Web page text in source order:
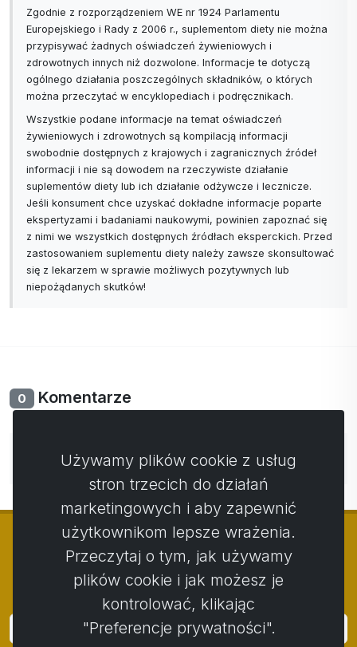
Zgodnie z rozporządzeniem WE nr 1924 Parlamentu
Europejskiego i Rady z 2006 r., suplementom diety nie można
przypisywać żadnych oświadczeń żywieniowych i
zdrowotnych innych niż dozwolone. Informacje te dotyczą
ogólnego działania poszczególnych składników, o których
można przeczytać w encyklopediach i podręcznikach.
Wszystkie podane informacje na temat oświadczeń
żywieniowych i zdrowotnych są kompilacją informacji
swobodnie dostępnych z krajowych i zagranicznych źródeł
informacji i nie są dowodem na rzeczywiste działanie
suplementów diety lub ich działanie odżywcze i lecznicze.
Jeśli konsument chce uzyskać dokładne informacje poparte
ekspertyzami i badaniami naukowymi, powinien zapoznać się
z nimi we wszystkich dostępnych źródłach eksperckich. Przed
zastosowaniem suplementu diety należy zawsze skonsultować
się z lekarzem w sprawie możliwych pozytywnych lub
niepożądanych skutków!
0 Komentarze
komentarzem.
© Copyright 2014 - 2026 Activstar
Zaloguj się
Używamy plików cookie z usług
stron trzecich do działań
marketingowych i aby zapewnić
użytkownikom lepsze wrażenia.
Przeczytaj o tym, jak używamy
plików cookie i jak możesz je
kontrolować, klikając
"Preferencje prywatności".